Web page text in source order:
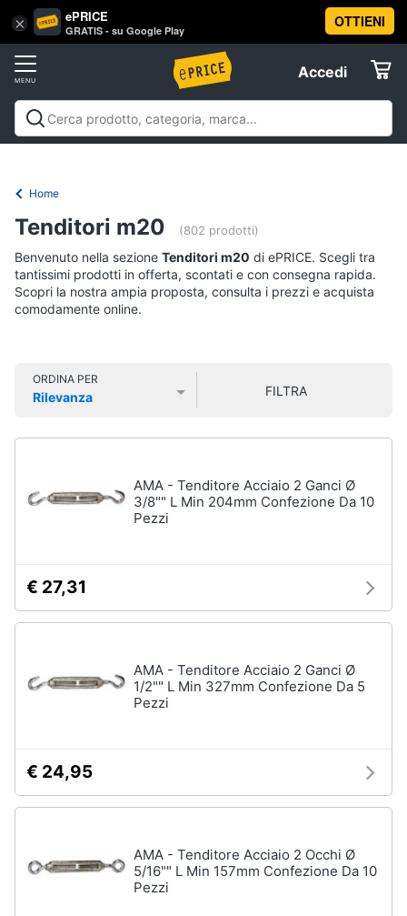
× ePRICE
GRATIS - su Google Play
OTTIENI
Accedi
Accedi
Registrati
Offerte
Informatica
Telefonia
Tv
Cinema
home
Videogiochi
Clima
Arredo
Giardinaggio
Salute
Vai
al
Home
Tenditori m20 (802 prodotti)
Benvenuto nella sezione Tenditori m20 di ePRICE. Scegli tra
tantissimi prodotti in offerta, scontati e con consegna rapida.
Scopri la nostra ampia proposta, consulta i prezzi e acquista
comodamente online.
ORDINA PER
Rilevanza
FILTRA
AMA - Tenditore Acciaio 2 Ganci Ø
3/8"" L Min 204mm Confezione Da 10
Pezzi
€ 27,31
AMA - Tenditore Acciaio 2 Ganci Ø
1/2"" L Min 327mm Confezione Da 5
Pezzi
€ 24,95
AMA - Tenditore Acciaio 2 Occhi Ø
5/16"" L Min 157mm Confezione Da 10
Pezzi